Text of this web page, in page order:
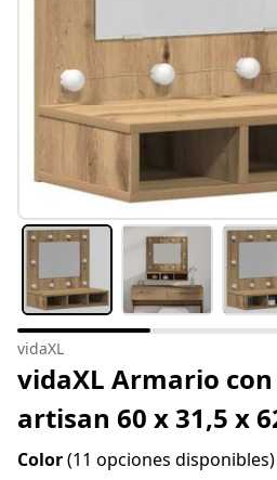
vidaXL
vidaXL Armario con
artisan 60 x 31,5 x
Color(11 opciones disponibles)